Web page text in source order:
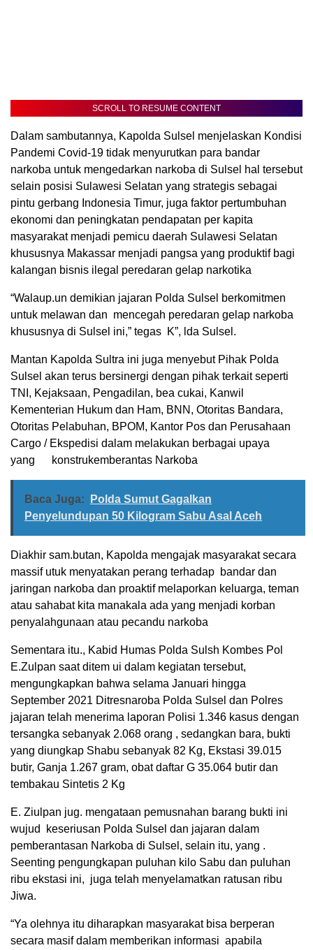
SCROLL TO RESUME CONTENT
Dalam sambutannya, Kapolda Sulsel menjelaskan Kondisi
Pandemi Covid-19 tidak menyurutkan para bandar
narkoba untuk mengedarkan narkoba di Sulsel hal tersebut
selain posisi Sulawesi Selatan yang strategis sebagai
pintu gerbang Indonesia Timur, juga faktor pertumbuhan
ekonomi dan peningkatan pendapatan per kapita
masyarakat menjadi pemicu daerah Sulawesi Selatan
khususnya Makassar menjadi pangsa yang produktif bagi
kalangan bisnis ilegal peredaran gelap narkotika
“Walaup.un demikian jajaran Polda Sulsel berkomitmen
untuk melawan dan mencegah peredaran gelap narkoba
khususnya di Sulsel ini,” tegas K”, lda Sulsel.
Mantan Kapolda Sultra ini juga menyebut Pihak Polda
Sulsel akan terus bersinergi dengan pihak terkait seperti
TNI, Kejaksaan, Pengadilan, bea cukai, Kanwil
Kementerian Hukum dan Ham, BNN, Otoritas Bandara,
Otoritas Pelabuhan, BPOM, Kantor Pos dan Perusahaan
Cargo / Ekspedisi dalam melakukan berbagai upaya
yang konstrukemberantas Narkoba
Baca Juga:
Polda Sumut Gagalkan
Penyelundupan 50 Kilogram Sabu Asal Aceh
Diakhir sam.butan, Kapolda mengajak masyarakat secara
massif utuk menyatakan perang terhadap bandar dan
jaringan narkoba dan proaktif melaporkan keluarga, teman
atau sahabat kita manakala ada yang menjadi korban
penyalahgunaan atau pecandu narkoba
Sementara itu., Kabid Humas Polda Sulsh Kombes Pol
E.Zulpan saat ditem ui dalam kegiatan tersebut,
mengungkapkan bahwa selama Januari hingga
September 2021 Ditresnaroba Polda Sulsel dan Polres
jajaran telah menerima laporan Polisi 1.346 kasus dengan
tersangka sebanyak 2.068 orang , sedangkan bara, bukti
yang diungkap Shabu sebanyak 82 Kg, Ekstasi 39.015
butir, Ganja 1.267 gram, obat daftar G 35.064 butir dan
tembakau Sintetis 2 Kg
E. Ziulpan jug. mengataan pemusnahan barang bukti ini
wujud keseriusan Polda Sulsel dan jajaran dalam
pemberantasan Narkoba di Sulsel, selain itu, yang .
Seenting pengungkapan puluhan kilo Sabu dan puluhan
ribu ekstasi ini, juga telah menyelamatkan ratusan ribu
Jiwa.
“Ya olehnya itu diharapkan masyarakat bisa berperan
secara masif dalam memberikan informasi apabila